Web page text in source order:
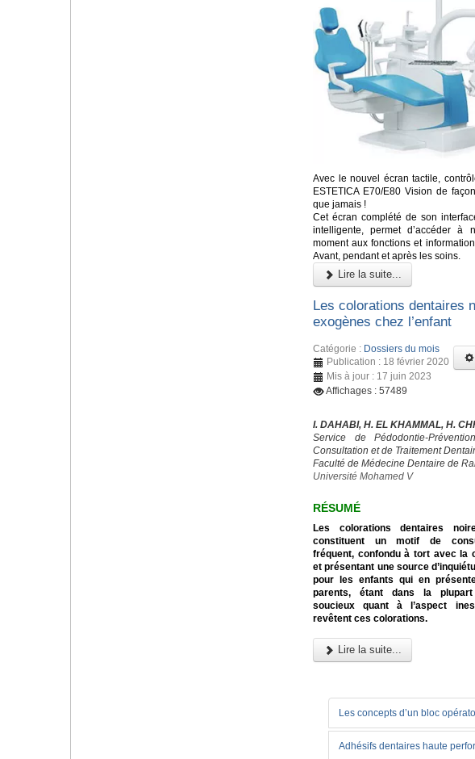
Avec le nouvel écran tactile,
ESTETICA E70/E80 Vision de
que jamais !
Cet écran complété de son
intelligente, permet d’accéder à
moment aux fonctions et
Avant, pendant et après les soins.
Lire la suite...
Les colorations dentaires
exogènes chez l’enfant
Catégorie : Dossiers du mois
Publication : 18 février 2020
Mis à jour : 17 juin 2023
Affichages : 57489
I. DAHABI, H. EL KHAMMAL, H.
Service de Pédodontie-
Consultation et de Traitement
Faculté de Médecine Dentaire de
Université Mohamed V
RÉSUMÉ
Les colorations dentaires
constituent un motif de
fréquent, confondu à tort avec la
et présentant une source
pour les enfants qui en
parents, étant dans la
soucieux quant à l’aspect
revêtent ces colorations.
Lire la suite...
Les concepts d’un bloc
Adhésifs dentaires haute